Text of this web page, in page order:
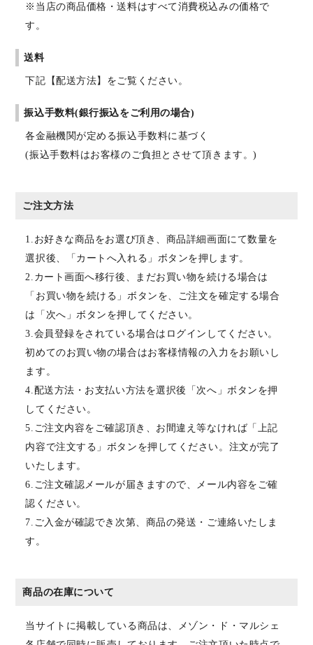
※当店の商品価格・送料はすべて消費税込みの価格で
す。
送料
下記【配送方法】をご覧ください。
振込手数料(銀行振込をご利用の場合)
各金融機関が定める振込手数料に基づく
(振込手数料はお客様のご負担とさせて頂きます。)
ご注文方法
1.お好きな商品をお選び頂き、商品詳細画面にて数量を
選択後、「カートへ入れる」ボタンを押します。
2.カート画面へ移行後、まだお買い物を続ける場合は
「お買い物を続ける」ボタンを、ご注文を確定する場合
は「次へ」ボタンを押してください。
3.会員登録をされている場合はログインしてください。
初めてのお買い物の場合はお客様情報の入力をお願いし
ます。
4.配送方法・お支払い方法を選択後「次へ」ボタンを押
してください。
5.ご注文内容をご確認頂き、お間違え等なければ「上記
内容で注文する」ボタンを押してください。注文が完了
いたします。
6.ご注文確認メールが届きますので、メール内容をご確
認ください。
7.ご入金が確認でき次第、商品の発送・ご連絡いたしま
す。
商品の在庫について
当サイトに掲載している商品は、メゾン・ド・マルシェ